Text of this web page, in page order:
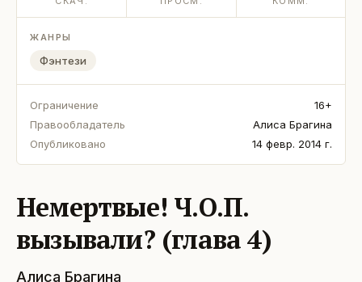
ЖАНРЫ
Фэнтези
Ограничение
16+
Правообладатель
Алиса Брагина
Опубликовано
14 февр. 2014 г.
Немертвые! Ч.О.П.
вызывали? (глава 4)
Алиса Брагина